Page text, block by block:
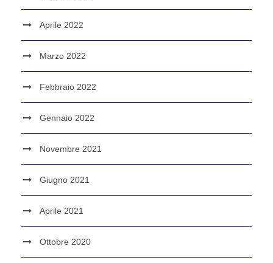
Aprile 2022
Marzo 2022
Febbraio 2022
Gennaio 2022
Novembre 2021
Giugno 2021
Aprile 2021
Ottobre 2020